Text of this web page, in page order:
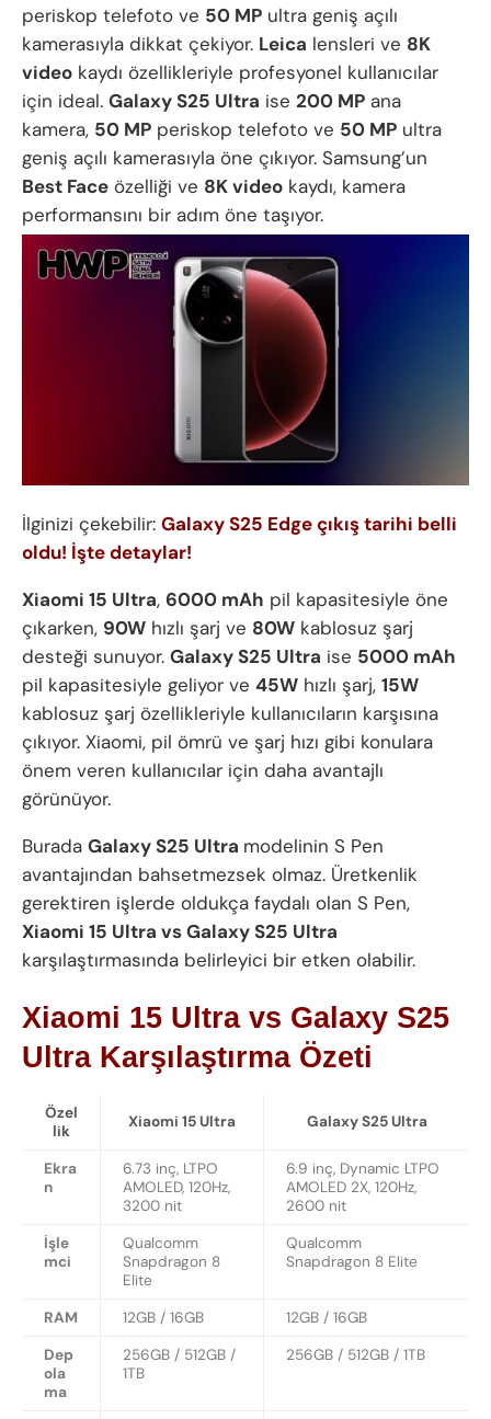
periskop telefoto ve 50 MP ultra geniş açılı
kamerasıyla dikkat çekiyor. Leica lensleri ve 8K
video kaydı özellikleriyle profesyonel kullanıcılar
için ideal. Galaxy S25 Ultra ise 200 MP ana
kamera, 50 MP periskop telefoto ve 50 MP ultra
geniş açılı kamerasıyla öne çıkıyor. Samsung’un
Best Face özelliği ve 8K video kaydı, kamera
performansını bir adım öne taşıyor.
İlginizi çekebilir: Galaxy S25 Edge çıkış tarihi belli
oldu! İşte detaylar!
Xiaomi 15 Ultra, 6000 mAh pil kapasitesiyle öne
çıkarken, 90W hızlı şarj ve 80W kablosuz şarj
desteği sunuyor. Galaxy S25 Ultra ise 5000 mAh
pil kapasitesiyle geliyor ve 45W hızlı şarj, 15W
kablosuz şarj özellikleriyle kullanıcıların karşısına
çıkıyor. Xiaomi, pil ömrü ve şarj hızı gibi konulara
önem veren kullanıcılar için daha avantajlı
görünüyor.
Burada Galaxy S25 Ultra modelinin S Pen
avantajından bahsetmezsek olmaz. Üretkenlik
gerektiren işlerde oldukça faydalı olan S Pen,
Xiaomi 15 Ultra vs Galaxy S25 Ultra
karşılaştırmasında belirleyici bir etken olabilir.
Xiaomi 15 Ultra vs Galaxy S25
Ultra Karşılaştırma Özeti
Özel
lik
Xiaomi 15 Ultra Galaxy S25 Ultra
Ekra
n
6.73 inç, LTPO
AMOLED, 120Hz,
3200 nit
6.9 inç, Dynamic LTPO
AMOLED 2X, 120Hz,
2600 nit
İşle
mci
Qualcomm
Snapdragon 8
Elite
Qualcomm
Snapdragon 8 Elite
RAM 12GB / 16GB
12GB / 16GB
Dep
ola
ma
256GB / 512GB /
1TB
256GB / 512GB / 1TB